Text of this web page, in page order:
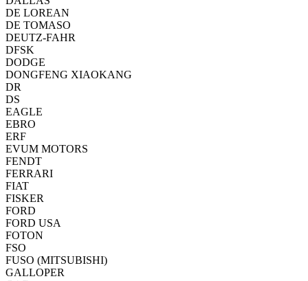
DE LOREAN
DE TOMASO
DEUTZ-FAHR
DFSK
DODGE
DONGFENG XIAOKANG
DR
DS
EAGLE
EBRO
ERF
EVUM MOTORS
FENDT
FERRARI
FIAT
FISKER
FORD
FORD USA
FOTON
FSO
FUSO (MITSUBISHI)
GALLOPER